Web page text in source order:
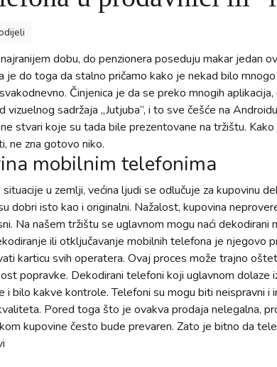
dobu, do penzionera poseduju makar jedan
je do toga da stalno pričamo kako je nekad bilo
Činjenica je da se preko mnogih
sadržaja „Jutjuba“, i to sve češće na
stvari koje su tada bile prezentovane na tržištu.
ne zna gotovo niko.
mobilnim telefonima
u zemlji, većina ljudi se odlučuje za kupovinu
dobri isto kao i originalni. Nažalost, kupovina
Na našem tržištu se uglavnom mogu naći dekodirani
ili otključavanje mobilnih telefona je njegovo
karticu svih operatera. Ovaj proces može trajno
popravke. Dekodirani telefoni koji uglavnom dolaze
i bilo kakve kontrole. Telefoni su mogu biti neispravni i
Pored toga što je ovakva prodaja nelegalna,
kupovine često bude prevaren. Zato je bitno da